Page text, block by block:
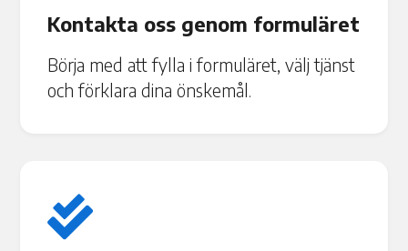
Kontakta oss genom formuläret
Börja med att fylla i formuläret, välj tjänst
och förklara dina önskemål.
